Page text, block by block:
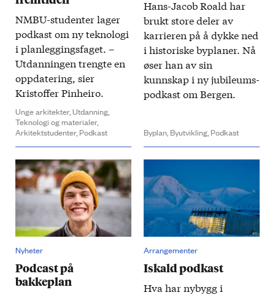
NMBU­-studenter lager
podkast om ny teknologi
i planleggings­faget. –
Utdanningen trengte en
opp­datering, sier
Kristoffer Pinheiro.
Unge arkitekter,Utdanning,
Teknologi og materialer,
Arkitektstudenter, Podkast
Hans-Jacob Roald har
brukt store deler av
karri­eren på å dykke ned
i histo­riske byplaner. Nå
øser han av sin
kunnskap i ny jubileums­
podkast om Bergen.
Byplan, Byutvikling, Podkast
Nyheter
Podcast på
bakkeplan
Arrangementer
Iskald podkast
Hva har ny­bygg i